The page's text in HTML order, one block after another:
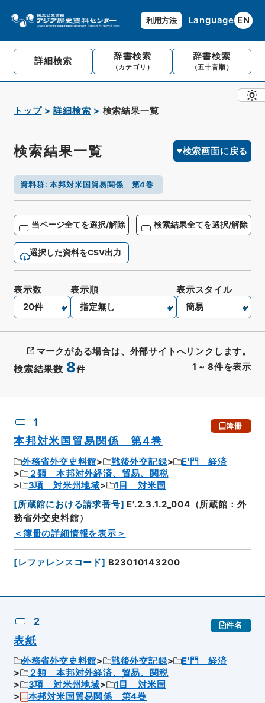
利用方法 Language EN
詳細検索 辞書検索
（カテゴリ）
辞書検索
（五十音順）
トップ 詳細検索 検索結果一覧
検索結果一覧 検索画面に戻る
資料群:本邦対米国貿易関係 第4巻
当ページ全てを選択/解除 検索結果全てを選択/解除
選択した資料をCSV出力
検索結果数 8件 1 ~ 8件を表示
表示数 表示順 表示スタイル
マークがある場合は、外部サイトへリンクします。
1 簿冊
本邦対米国貿易関係 第4巻
外務省外交史料館 戦後外交記録
E'門 経済
２類 本邦対外経済、貿易、関税
3項 対米州地域
1目 対米国
[所蔵館における請求番号] E'.2.3.1.2_004（所蔵館：外
務省外交史料館）
＜簿冊の詳細情報を表示＞
[レファレンスコード] B23010143200
2 件名
表紙
外務省外交史料館 戦後外交記録
E'門 経済
２類 本邦対外経済、貿易、関税
3項 対米州地域
1目 対米国
本邦対米国貿易関係 第4巻